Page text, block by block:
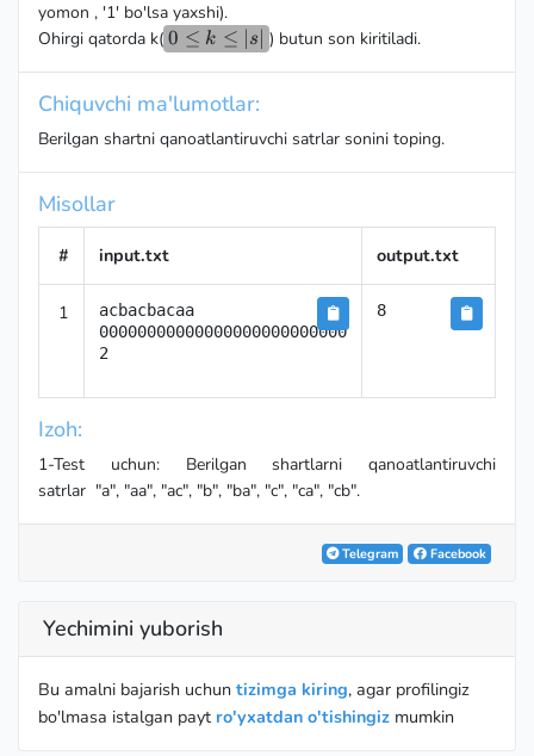
yomon , '1' bo'lsa yaxshi).
Ohirgi qatorda k( 0
\leq
|s|
0 ≤ k ≤ s ) butun son kiritiladi.
Chiquvchi ma'lumotlar:
Berilgan shartni qanoatlantiruvchi satrlar sonini toping.
Misollar
# input.txt output.txt
1
acbacbacaa
00000000000000000000000000
2
8
Izoh:
1-Test uchun: Berilgan shartlarni qanoatlantiruvchi
satrlar "a", "aa", "ac", "b", "ba", "c", "ca", "cb".
Telegram Facebook
Yechimini yuborish
Bu amalni bajarish uchun tizimga kiring, agar profilingiz
bo'lmasa istalgan payt ro'yxatdan o'tishingiz mumkin